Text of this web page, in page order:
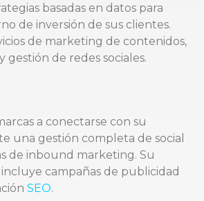
basadas en datos para
de inversión de sus clientes.
de marketing de contenidos,
gestión de redes sociales.
a conectarse con su
una gestión completa de social
de inbound marketing. Su
campañas de publicidad
SEO.